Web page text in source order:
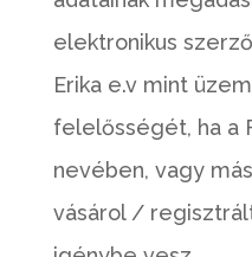
elektronikus
Erika e.v mint
felelősségét, ha a
nevében, vagy
vásárol /